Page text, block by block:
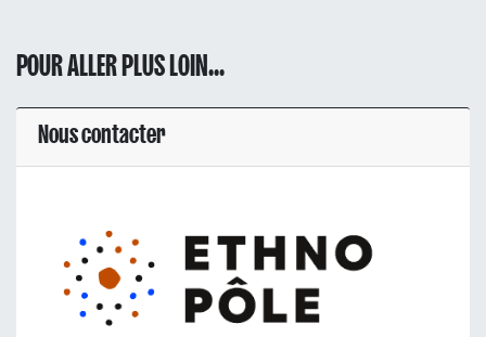
POUR ALLER PLUS LOIN...
Nous contacter